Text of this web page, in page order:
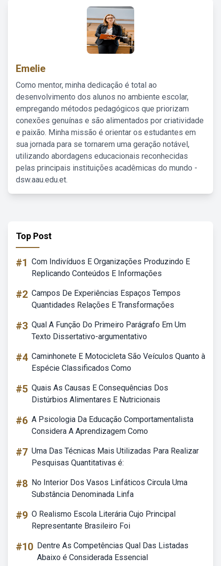
Emelie
Como mentor, minha dedicação é total ao
desenvolvimento dos alunos no ambiente escolar,
empregando métodos pedagógicos que priorizam
conexões genuínas e são alimentados por criatividade
e paixão. Minha missão é orientar os estudantes em
sua jornada para se tornarem uma geração notável,
utilizando abordagens educacionais reconhecidas
pelas principais instituições acadêmicas do mundo -
dsw.aau.edu.et.
Top Post
#1 Com Indivíduos E Organizações Produzindo E
Replicando Conteúdos E Informações
#2 Campos De Experiências Espaços Tempos
Quantidades Relações E Transformações
#3 Qual A Função Do Primeiro Parágrafo Em Um
Texto Dissertativo-argumentativo
#4 Caminhonete E Motocicleta São Veículos Quanto à
Espécie Classificados Como
#5 Quais As Causas E Consequências Dos
Distúrbios Alimentares E Nutricionais
#6 A Psicologia Da Educação Comportamentalista
Considera A Aprendizagem Como
#7 Uma Das Técnicas Mais Utilizadas Para Realizar
Pesquisas Quantitativas é:
#8 No Interior Dos Vasos Linfáticos Circula Uma
Substância Denominada Linfa
#9 O Realismo Escola Literária Cujo Principal
Representante Brasileiro Foi
#10 Dentre As Competências Qual Das Listadas
Abaixo é Considerada Essencial